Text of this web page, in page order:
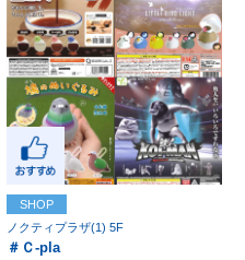
SHOP
ノクティプラザ(1) 5F
＃Ｃ-pla